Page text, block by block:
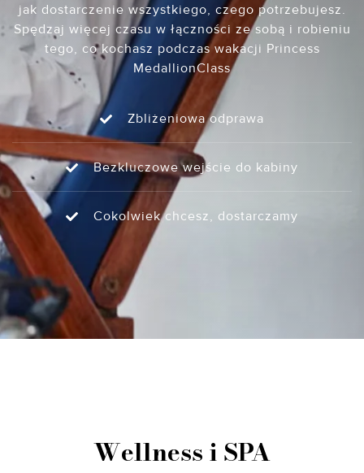
jak dostarczenie wszystkiego, czego potrzebujesz.
Spędzaj więcej czasu w łączności ze sobą i robieniu
tego, co kochasz podczas wakacji Princess
MedallionClass
Zbliżeniowa odprawa
Bezkluczowe wejście do kabiny
Cokolwiek chcesz, dostarczamy
Wellness i SPA